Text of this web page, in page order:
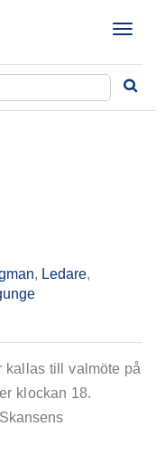
T
g
l
, Ledare,
kallas till valmöte på
klockan 18.